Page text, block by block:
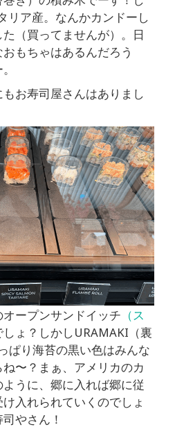
リア産。なんかカンドーし
（買ってませんが）。日
もちゃはあるんだろう
お寿司屋さんはありまし
ープンサンドイッチ （ス
しょ？しかしURAMAKI（裏
ぱり海苔の黒い色はみんな
〜？まぁ、アメリカのカ
うに、郷に入れば郷に従
入れられていくのでしょ
やさん！